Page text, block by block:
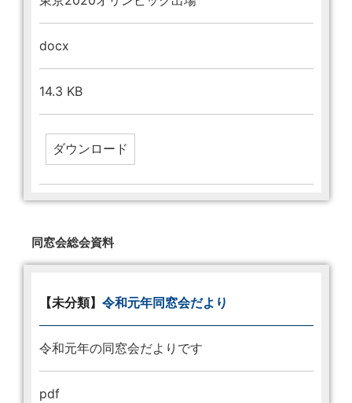
docx
14.3 KB
同窓会総会資料
【未分類】 令和元年同窓会だより
令和元年の同窓会だよりです
pdf